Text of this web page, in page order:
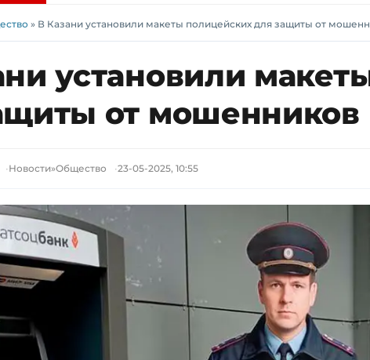
» В Казани установили макеты полицейских для защиты от
установили
от мошенников
Новости»Общество 23-05-2025, 10:55